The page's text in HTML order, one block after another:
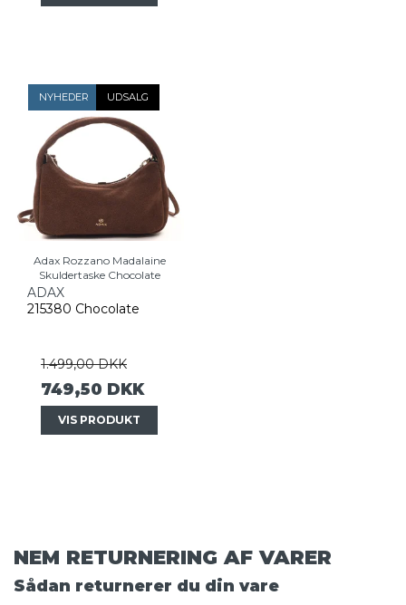
NYHEDER UDSALG
Adax Rozzano Madalaine
Skuldertaske Chocolate
ADAX
215380 Chocolate
1.499,00 DKK
749,50 DKK
VIS PRODUKT
NEM RETURNERING AF VARER
Sådan returnerer du din vare